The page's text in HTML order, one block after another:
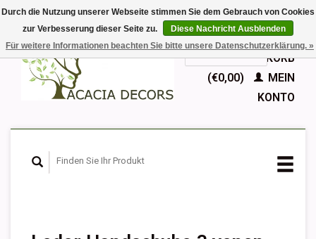
EUR
GBPDeutsch
Nederlands
English
IHR WARENKORB
(€0,00)
MEIN
KONTO
Durch die Nutzung unserer Webseite stimmen Sie dem Gebrauch von Cookies
zur Verbesserung dieser Seite zu.
Diese Nachricht Ausblenden
Für weitere Informationen beachten Sie bitte unsere Datenschutzerklärung. »